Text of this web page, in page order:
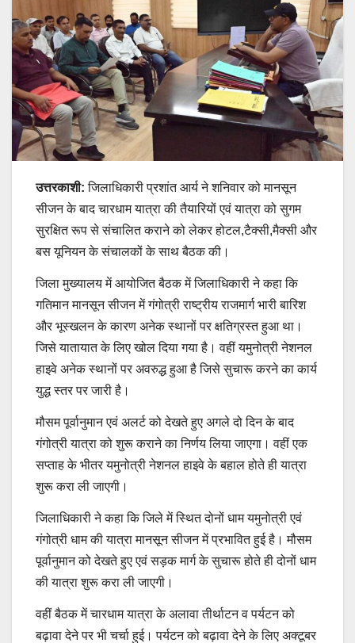
उत्तरकाशी: जिलाधिकारी प्रशांत आर्य ने शनिवार को मानसून
सीजन के बाद चारधाम यात्रा की तैयारियों एवं यात्रा को सुगम
सुरक्षित रूप से संचालित कराने को लेकर होटल,टैक्सी,मैक्सी और
बस यूनियन के संचालकों के साथ बैठक की।
जिला मुख्यालय में आयोजित बैठक में जिलाधिकारी ने कहा कि
गतिमान मानसून सीजन में गंगोत्री राष्ट्रीय राजमार्ग भारी बारिश
और भूस्खलन के कारण अनेक स्थानों पर क्षतिग्रस्त हुआ था।
जिसे यातायात के लिए खोल दिया गया है। वहीं यमुनोत्री नेशनल
हाइवे अनेक स्थानों पर अवरुद्ध हुआ है जिसे सुचारू करने का कार्य
युद्ध स्तर पर जारी है।
मौसम पूर्वानुमान एवं अलर्ट को देखते हुए अगले दो दिन के बाद
गंगोत्री यात्रा को शुरू कराने का निर्णय लिया जाएगा। वहीं एक
सप्ताह के भीतर यमुनोत्री नेशनल हाइवे के बहाल होते ही यात्रा
शुरू करा ली जाएगी।
जिलाधिकारी ने कहा कि जिले में स्थित दोनों धाम यमुनोत्री एवं
गंगोत्री धाम की यात्रा मानसून सीजन में प्रभावित हुई है। मौसम
पूर्वानुमान को देखते हुए एवं सड़क मार्ग के सुचारू होते ही दोनों धाम
की यात्रा शुरू करा ली जाएगी।
वहीं बैठक में चारधाम यात्रा के अलावा तीर्थाटन व पर्यटन को
बढ़ावा देने पर भी चर्चा हुई। पर्यटन को बढ़ावा देने के लिए अक्टूबर